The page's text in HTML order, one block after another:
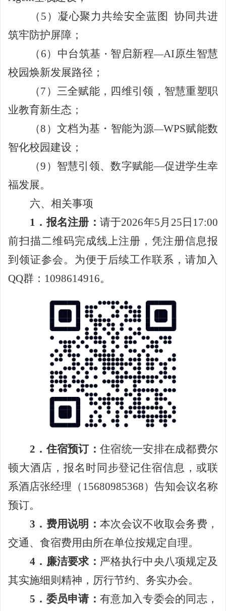
（ 5 ）凝心聚力共绘安全蓝图 协同共进
筑牢防护屏障；
（ 6）中台筑基 ・ 智启新程—AI原生智慧
校园焕新发展路径；
（7 ）三全赋能，四维引领，智慧重塑职
业教育新生态；
（8 ）文档为基・智能为源—WPS赋能数
智化校园建设；
（9 ）智慧引领、数字赋能—促进学生幸
福发展。
六、相关事项
1 ．报名注册： 请于2026年5月 25 日 17:00
前扫描二维码完成线上注册，凭注册信息报
到领证参会。为便于后续工作联系，请加入
QQ群： 1098614916。
2 ．住宿预订：住宿统一安排在成都费尔
顿大酒店，报名时同步登记住宿信息，或联
系酒店张经理（ 15680985368）告知会议名称
预订。
3 ． 费用说明：本次会议不收取会务费，
交通、食宿费用由所在单位按规定自理。
4 ．廉洁要求： 严格执行中央八项规定及
其实施细则精神，厉行节约、务实办会。
5 ．委员申请：有意加入专委会的同志，